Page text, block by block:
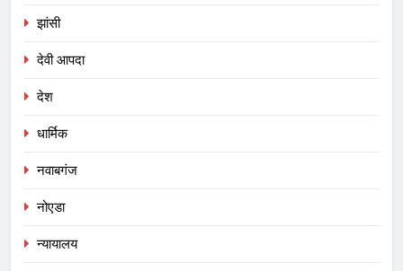
झांसी
देवी आपदा
देश
धार्मिक
नवाबगंज
नोएडा
न्यायालय